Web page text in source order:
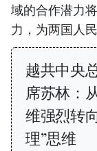
域的合作潜力
力，为两国人
越共中央
席苏林：
维强烈转
理”思维